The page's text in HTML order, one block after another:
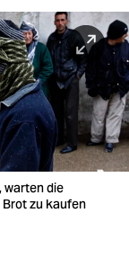
warten die
zu kaufen